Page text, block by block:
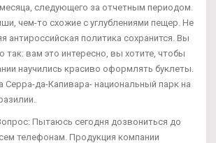
следующего за отчетным периодом.
чем-то схожие с углублениями пещер. Не
антироссийская политика сохранится. Вы
так: вам это интересно, вы хотите, чтобы
научились красиво оформлять буклеты.
Серра-да-Капивара- национальный парк на
Пытаюсь сегодня дозвониться до
телефонам. Продукция компании